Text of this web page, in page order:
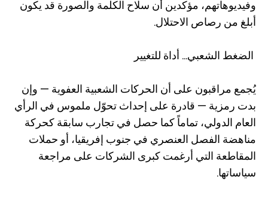
وفيديوهاتهم، مؤكدين أن سلاح الكلمة والصورة قد يكون
أبلغ من رصاص الاحتلال.
الضغط الشعبي... أداة للتغيير
يُجمع مراقبون على أن الحركات الشعبية العفوية — وإن
بدت رمزية — قادرة على إحداث تحوّل ملموس في الرأي
العام الدولي، تماماً كما حصل في تجارب سابقة كحركة
مناهضة الفصل العنصري في جنوب إفريقيا، أو حملات
المقاطعة التي أرغمت كبرى الشركات على مراجعة
سياساتها.